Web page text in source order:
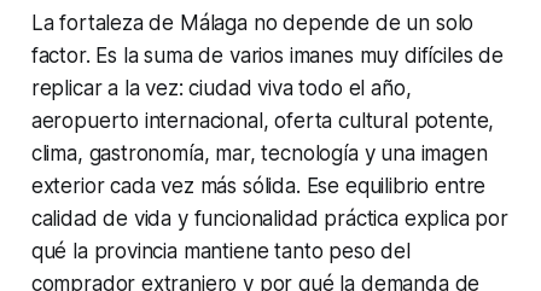
La fortaleza de Málaga no depende de un solo
factor. Es la suma de varios imanes muy difíciles de
replicar a la vez: ciudad viva todo el año,
aeropuerto internacional, oferta cultural potente,
clima, gastronomía, mar, tecnología y una imagen
exterior cada vez más sólida. Ese equilibrio entre
calidad de vida y funcionalidad práctica explica por
qué la provincia mantiene tanto peso del
comprador extranjero y por qué la demanda de